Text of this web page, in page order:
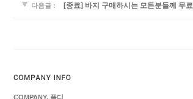
다음글 : [종료] 바지 구매하시는 모든분들께 무
COMPANY. 플디